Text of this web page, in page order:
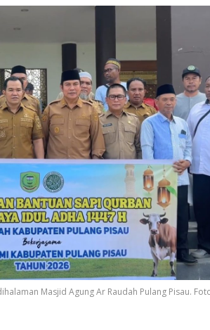
Masjid Agung Ar Raudah Pulang Pisau.